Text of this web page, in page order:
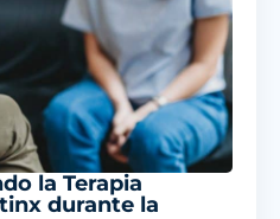
la Terapia
durante la